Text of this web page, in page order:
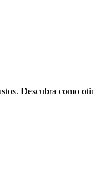
Descubra como